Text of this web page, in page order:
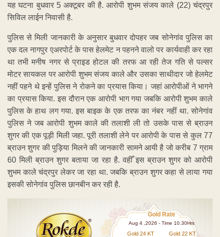
यह घटना बुधवार 5 अक्टूबर की है. आरोपी शुभम संजय काले (22) चंद्रपुर
सिविल लाईन निवासी है.
पुलिस से मिली जानकारी के अनुसार बुधवार दोपहर जब सोनेगांव पुलिस का
एक दल नागपुर एअरपोर्ट के पास हेलमेट न पहनने वालो पर कार्यवाही कर रहा
था तभी मनीष नगर से प्राइड होटल की तरफ आ रही तेज गति से पल्सर
मोटर सायकल पर आरोपी शुभम संजय काले और उसका साथीदार जो हेलमेट
नहीं पहने थे इन्हें पुलिस ने रोकने का प्रयास किया। जहां आरोपीओं ने भागने
का प्रयास किया. इस दौरान एक आरोपी भाग गया जबकि आरोपी शुभम काले
पुलिस के हाथ लग गया. इस बाइक के एक तरफ का नंबर नहीं था. सोनेगांव
पुलिस ने जब आरोपी शुभम काले की तलाशी ली तो उसके पास से ब्राउन
शुगर की एक पूड़ी मिली जहा. पूरी तलाशी लेने पर आरोपी के पास से कुल 77
ब्राउन शुगर की पुड़िया मिलने की जानकारी सामने आयी है जो करीब 7 ग्राम
60 मिली ब्राउन शुगर बताया जा रहा है. वहीँ इस ब्राउन शुगर को आरोपी
शुभम काले चंद्रपुर लेकर जा रहा था. जबकि ब्राउन शुगर कहा से लाया गया
इसकी सोनेगांव पुलिस छानबीन कर रही है.
Gold Rate
Aug 4 ,2026 - Time 10.30Hrs
Gold 24 KT Gold 22 KT